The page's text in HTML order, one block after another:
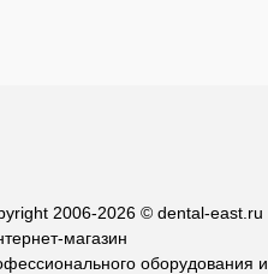
2006-2026 © dental-east.ru
магазин
оборудования и